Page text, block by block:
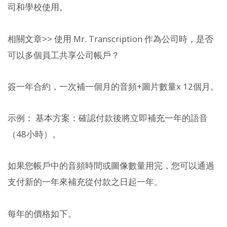
司和學校使用。
相關文章>> 使用 Mr. Transcription 作為公司時，是否
可以多個員工共享公司帳戶？
簽一年合約，一次補一個月的音頻+圖片數量x 12個月。
示例： 基本方案：確認付款後將立即補充一年的語音
（48小時）。
如果您帳戶中的音頻時間或圖像數量用完，您可以通過
支付新的一年來補充從付款之日起一年。
每年的價格如下。